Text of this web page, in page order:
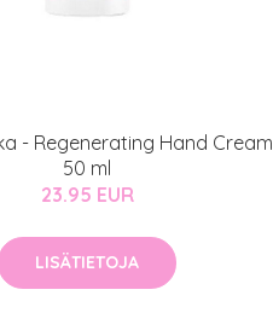
- Regenerating Hand Cream
50 ml
23.95 EUR
LISÄTIETOJA